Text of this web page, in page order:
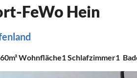
FeWo Hein
60m²Wohnfläche1Schlafzimmer1